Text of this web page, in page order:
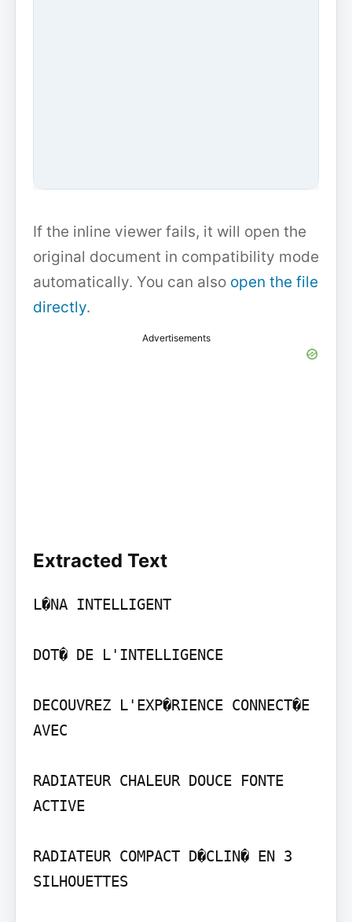
If the inline viewer fails, it will open the
original document in compatibility mode
automatically. You can also open the file
directly.
Advertisements
Extracted Text
L�NA INTELLIGENT
DOT� DE L'INTELLIGENCE
DECOUVREZ L'EXP�RIENCE CONNECT�E
AVEC
RADIATEUR CHALEUR DOUCE FONTE
ACTIVE
RADIATEUR COMPACT D�CLIN� EN 3
SILHOUETTES